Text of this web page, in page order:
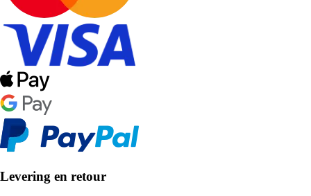
Levering en retour